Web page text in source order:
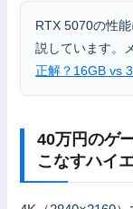
RTX 5070の性
説しています。
正解？16GB vs
40万円のゲ
こなすハイ